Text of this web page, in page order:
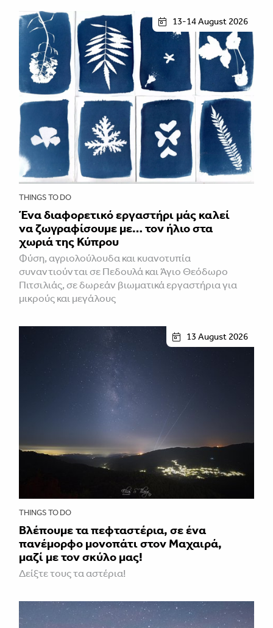
13-14 August 2026
THINGS TO DO
Ένα διαφορετικό εργαστήρι μάς καλεί
να ζωγραφίσουμε με… τον ήλιο στα
χωριά της Κύπρου
Φύση, αγριολούλουδα και κυανοτυπία
συναντιούνται σε Πεδουλά και Άγιο Θεόδωρο
Πιτσιλιάς, σε δωρεάν βιωματικά εργαστήρια για
μικρούς και μεγάλους
13 August 2026
THINGS TO DO
Βλέπουμε τα πεφταστέρια, σε ένα
πανέμορφο μονοπάτι στον Μαχαιρά,
μαζί με τον σκύλο μας!
Δείξτε τους τα αστέρια!